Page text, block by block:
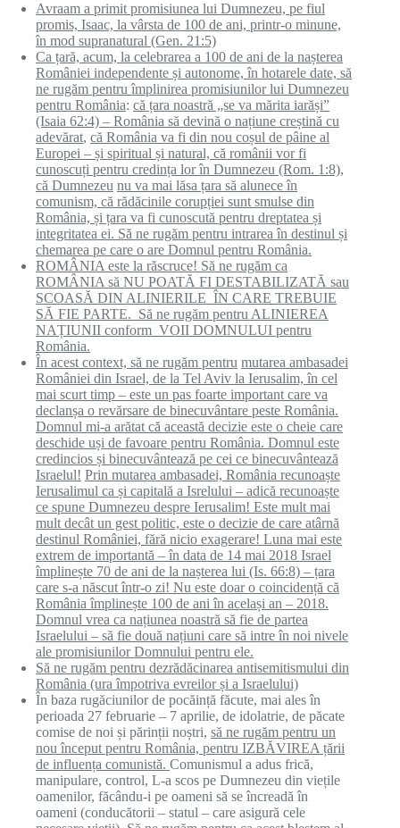
Avraam a primit promisiunea lui Dumnezeu, pe fiul
promis, Isaac, la vârsta de 100 de ani, printr-o minune,
în mod supranatural (Gen. 21:5)
Ca țară, acum, la celebrarea a 100 de ani de la nașterea
României independente și autonome, în hotarele date, să
ne rugăm pentru împlinirea promisiunilor lui Dumnezeu
pentru România: că țara noastră „se va mărita iarăși”
(Isaia 62:4) – România să devină o națiune creștină cu
adevărat, că România va fi din nou coșul de pâine al
Europei – și spiritual și natural, că românii vor fi
cunoscuți pentru credința lor în Dumnezeu (Rom. 1:8),
că Dumnezeu nu va mai lăsa țara să alunece în
comunism, că rădăcinile corupției sunt smulse din
România, și țara va fi cunoscută pentru dreptatea și
integritatea ei. Să ne rugăm pentru intrarea în destinul și
chemarea pe care o are Domnul pentru România.
ROMÂNIA este la răscruce! Să ne rugăm ca
ROMÂNIA să NU POATĂ FI DESTABILIZATĂ sau
SCOASĂ DIN ALINIERILE ÎN CARE TREBUIE
SĂ FIE PARTE. Să ne rugăm pentru ALINIEREA
NAȚIUNII conform VOII DOMNULUI pentru
România.
În acest context, să ne rugăm pentru mutarea ambasadei
României din Israel, de la Tel Aviv la Ierusalim, în cel
mai scurt timp – este un pas foarte important care va
declanșa o revărsare de binecuvântare peste România.
Domnul mi-a arătat că această decizie este o cheie care
deschide uși de favoare pentru România. Domnul este
credincios și binecuvântează pe cei ce binecuvântează
Israelul! Prin mutarea ambasadei, România recunoaște
Ierusalimul ca și capitală a Isrelului – adică recunoaște
ce spune Dumnezeu despre Ierusalim! Este mult mai
mult decât un gest politic, este o decizie de care atârnă
destinul României, fără nicio exagerare! Luna mai este
extrem de importantă – în data de 14 mai 2018 Israel
împlinește 70 de ani de la nașterea lui (Is. 66:8) – țara
care s-a născut într-o zi! Nu este doar o coincidență că
România împlinește 100 de ani în același an – 2018.
Domnul vrea ca națiunea noastră să fie de partea
Israelului – să fie două națiuni care să intre în noi nivele
ale promisiunilor Domnului pentru ele.
Să ne rugăm pentru dezrădăcinarea antisemitismului din
România (ura împotriva evreilor și a Israelului)
În baza rugăciunilor de pocăință făcute, mai ales în
perioada 27 februarie – 7 aprilie, de idolatrie, de păcate
comise de noi și părinții noștri, să ne rugăm pentru un
nou început pentru România, pentru IZBĂVIREA țării
de influența comunistă. Comunismul a adus frică,
manipulare, control, L-a scos pe Dumnezeu din viețile
oamenilor, făcându-i pe oameni să se încreadă în
oameni (conducătorii – statul – care asigură cele